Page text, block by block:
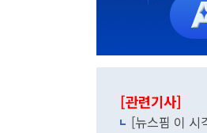
[관련기사]
[뉴스핌 이